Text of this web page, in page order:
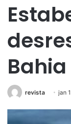
revista jan